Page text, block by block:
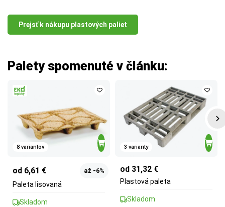
Prejsť k nákupu plastových paliet
Palety spomenuté v článku:
8 variantov
od 6,61 € až -6%
Paleta lisovaná
Skladom
3 varianty
od 31,32 €
Plastová paleta
Skladom